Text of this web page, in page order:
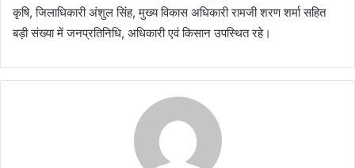
कृषि, जिलाधिकारी अंशुल सिंह, मुख्य विकास अधिकारी रामजी शरण शर्मा सहित
बड़ी संख्या में जनप्रतिनिधि, अधिकारी एवं किसान उपस्थित रहे।